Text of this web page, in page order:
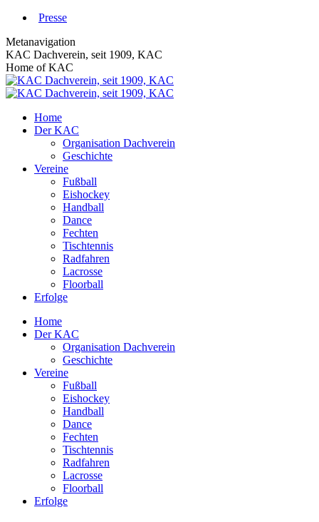
Zum
springen
Presse
Metanavigation
KAC Dachverein, seit 1909, KAC
Home of KAC
Home
Der KAC
Organisation Dachverein
Geschichte
Vereine
Fußball
Eishockey
Handball
Dance
Fechten
Tischtennis
Radfahren
Lacrosse
Floorball
Erfolge
Home
Der KAC
Organisation Dachverein
Geschichte
Vereine
Fußball
Eishockey
Handball
Dance
Fechten
Tischtennis
Radfahren
Lacrosse
Floorball
Erfolge